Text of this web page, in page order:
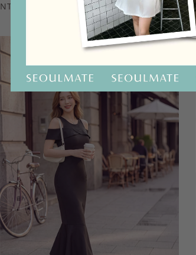
NT.690